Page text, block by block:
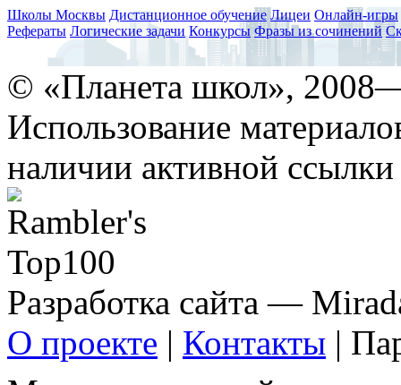
Школы Москвы Дистанционное обучение Лицеи Онлайн-игры
Рефераты Логические задачи Конкурсы Фразы из сочинений
© «Планета школ»,
Использование
наличии активной
Разработка сайта —
О проекте | Контакты |